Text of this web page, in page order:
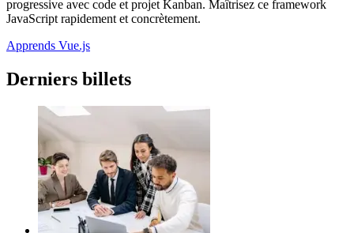
progressive avec code et projet Kanban. Maîtrisez ce framework
JavaScript rapidement et concrètement.
Apprends Vue.js
Derniers billets